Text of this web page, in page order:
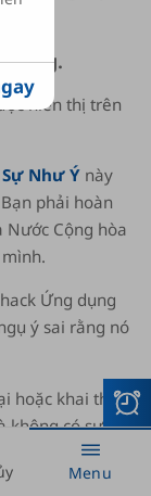
dụng.
hiển thị trên
Như Ý này
phải hoàn
Cộng hòa
Ứng dụng
ý sai rằng nó
hoặc khai thác
không có sự cho
Menu